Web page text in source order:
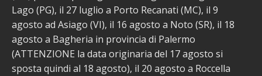
Lago (PG), il 27 luglio a Porto Recanati (MC), il 9
agosto ad Asiago (VI), il 16 agosto a Noto (SR), il 18
agosto a Bagheria in provincia di Palermo
(ATTENZIONE la data originaria del 17 agosto si
sposta quindi al 18 agosto), il 20 agosto a Roccella